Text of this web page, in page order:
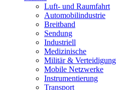
Luft- und Raumfahrt
Automobilindustrie
Breitband
Sendung
Industriell
Medizinische
Militär & Verteidigung
Mobile Netzwerke
Instrumentierung
Transport